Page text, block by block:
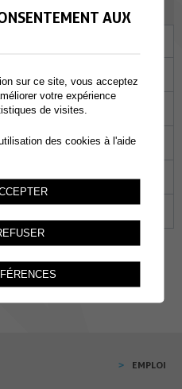
04 05
12
19 20
26 27
EMPLOI
AUX
sur ce site, vous acceptez
votre expérience
de visites.
des cookies à l'aide